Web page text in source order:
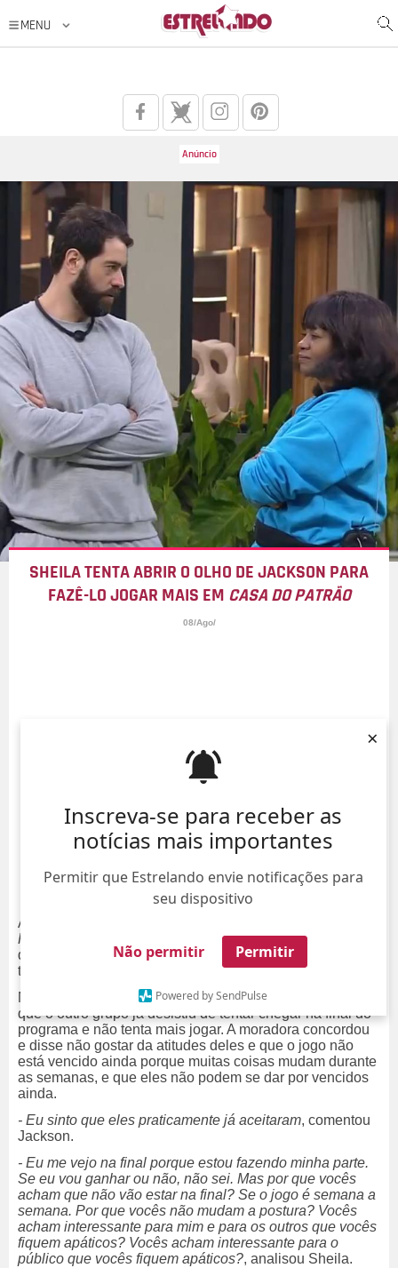
Inscreva-se para receber as
notícias mais importantes
Permitir que Estrelando envie notificações para
seu dispositivo
Não permitir Permitir
Powered by SendPulse
×
SHEILA TENTA ABRIR O OLHO DE JACKSON PARA
FAZÊ-LO JOGAR MAIS EM CASA DO PATRÃO
08/Ago/
Após mais uma eliminação no Tá na Reta da
Patrão
na última quinta-feira, dia 12, Sheila e Jackson
decidiram analisar e discutir sobre oreality show
tanto do jogo dos outros participantes como do próprio.
No bate-papo, Jackson comentou com Sheila que sente
que o outro grupo já desistiu de tentar chegar na final do
programa e não tenta mais jogar. A moradora concordou
e disse não gostar da atitudes deles e que o jogo não
está vencido ainda porque muitas coisas mudam durante
as semanas, e que eles não podem se dar por vencidos
ainda.
- Eu sinto que eles praticamente já aceitaram, comentou
Jackson.
- Eu me vejo na final porque estou fazendo minha parte.
Se eu vou ganhar ou não, não sei. Mas por que vocês
acham que não vão estar na final? Se o jogo é semana a
semana. Por que vocês não mudam a postura? Vocês
acham interessante para mim e para os outros que vocês
fiquem apáticos? Vocês acham interessante para o
público que vocês fiquem apáticos?, analisou Sheila.